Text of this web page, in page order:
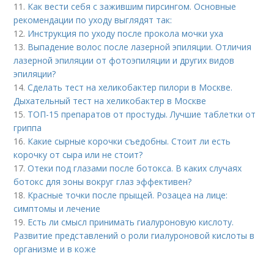
11. Как вести себя с зажившим пирсингом. Основные
рекомендации по уходу выглядят так:
12. Инструкция по уходу после прокола мочки уха
13. Выпадение волос после лазерной эпиляции. Отличия
лазерной эпиляции от фотоэпиляции и других видов
эпиляции?
14.Сделать тест на хеликобактер пилори в Москве.
Дыхательный тест на хеликобактер в Москве
15. ТОП-15 препаратов от простуды. Лучшие таблетки от
гриппа
16. Какие сырные корочки съедобны. Стоит ли есть
корочку от сыра или не стоит?
17.Отеки под глазами после ботокса. В каких случаях
ботокс для зоны вокруг глаз эффективен?
18. Красные точки после прыщей. Розацеа на лице:
симптомы и лечение
19. Есть ли смысл принимать гиалуроновую кислоту.
Развитие представлений о роли гиалуроновой кислоты в
организме и в коже